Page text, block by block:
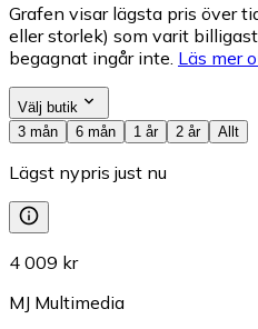
Grafen visar lägsta pris över
eller storlek) som varit
begagnat ingår inte. Läs mer
Välj butik
3 mån
6 mån 1 år 2 år Allt
Lägst nypris just nu
4 009 kr
MJ Multimedia